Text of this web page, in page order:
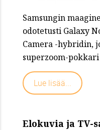
Samsungin
odotetusti Galaxy
Camera -hybridin,
superzoom-
Lue lisää...
Elokuvia ja TV-